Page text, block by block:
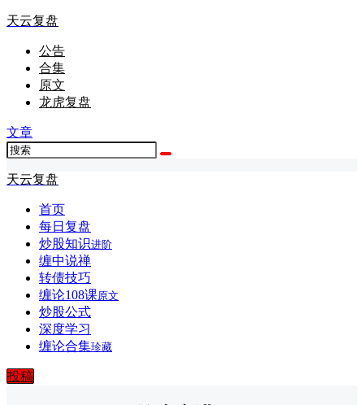
天云复盘
公告
合集
原文
龙虎复盘
文章
天云复盘
首页
每日复盘
炒股知识进阶
缠中说禅
转债技巧
缠论108课原文
炒股公式
深度学习
缠论合集珍藏
投稿